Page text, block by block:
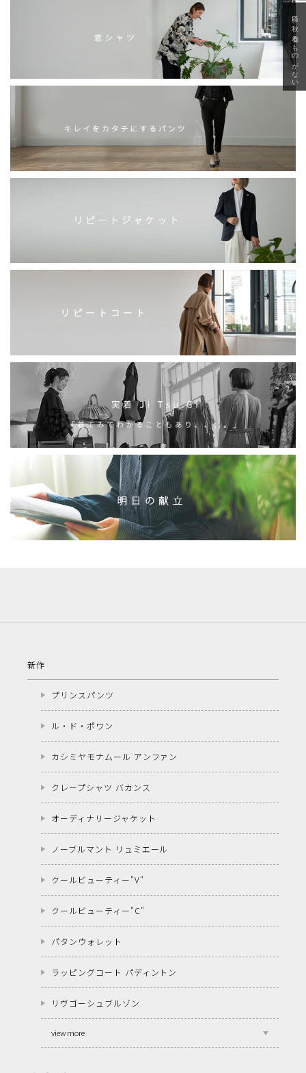
新作
プリンスパンツ
ル・ド・ポワン
カシミヤモナムール アンファン
クレープシャツ バカンス
オーディナリージャケット
ノーブルマント リュミエール
クールビューティー"V"
クールビューティー"C"
パタンウォレット
ラッピングコート パディントン
リヴゴーシュブルゾン
view more
急に秋、着るものがない